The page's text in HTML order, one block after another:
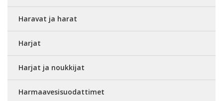
Haravat ja harat
Harjat
Harjat ja noukkijat
Harmaavesisuodattimet